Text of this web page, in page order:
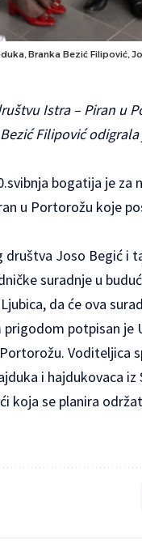
Branka Bezić Filipović,
Istra – Piran u
Filipović
bogatija je za
u Portorožu koje
Joso Begić i
suradnje u
da će ova
potpisan
Voditeljica
i hajdukovaca
koja se planira